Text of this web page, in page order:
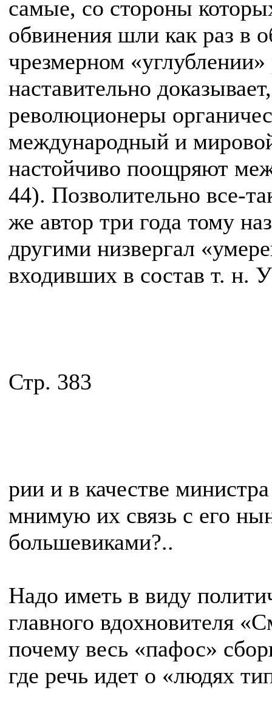
самые, со стороны
обвинения шли как раз в
чрезмерном
наставительно
революционеры
международный и
настойчиво поощряют
44). Позволительно все-
же автор три года тому
другими низвергал
входивших в состав т. н.
Стр. 383
рии и в качестве
мнимую их связь с его
большевиками?..
Надо иметь в виду
главного вдохновителя
почему весь «пафос»
где речь идет о «людях